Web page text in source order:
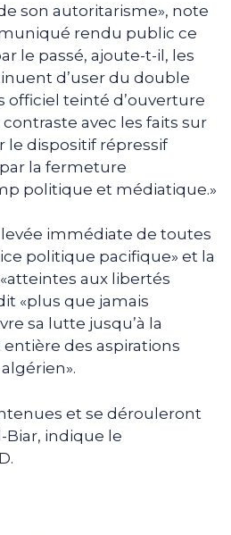
son autoritarisme», note
rendu public ce
le passé, ajoute-t-il, les
d’user du double
officiel teinté d’ouverture
avec les faits sur
le dispositif répressif
la fermeture
politique et médiatique.»
levée immédiate de toutes
politique pacifique» et la
aux libertés
«plus que jamais
sa lutte jusqu’à la
des aspirations
et se dérouleront
Biar, indique le